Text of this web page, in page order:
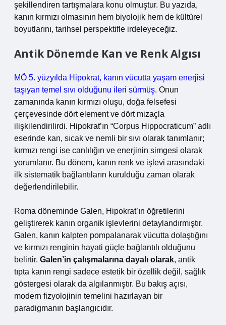
şekillendiren tartışmalara konu olmuştur. Bu yazıda,
kanın kırmızı olmasının hem biyolojik hem de kültürel
boyutlarını, tarihsel perspektifle irdeleyeceğiz.
Antik Dönemde Kan ve Renk Algısı
MÖ 5. yüzyılda Hipokrat, kanın vücutta yaşam enerjisi
taşıyan temel sıvı olduğunu ileri sürmüş. Onun
zamanında kanın kırmızı oluşu, doğa felsefesi
çerçevesinde dört element ve dört mizaçla
ilişkilendirilirdi. Hipokrat’ın “Corpus Hippocraticum” adlı
eserinde kan, sıcak ve nemli bir sıvı olarak tanımlanır;
kırmızı rengi ise canlılığın ve enerjinin simgesi olarak
yorumlanır. Bu dönem, kanın renk ve işlevi arasındaki
ilk sistematik bağlantıların kurulduğu zaman olarak
değerlendirilebilir.
Roma döneminde Galen, Hipokrat’ın öğretilerini
geliştirerek kanın organik işlevlerini detaylandırmıştır.
Galen, kanın kalpten pompalanarak vücutta dolaştığını
ve kırmızı renginin hayati güçle bağlantılı olduğunu
belirtir. Galen’in çalışmalarına dayalı olarak, antik
tıpta kanın rengi sadece estetik bir özellik değil, sağlık
göstergesi olarak da algılanmıştır. Bu bakış açısı,
modern fizyolojinin temelini hazırlayan bir
paradigmanın başlangıcıdır.